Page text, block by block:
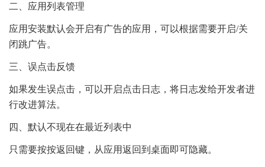
二、应用列表管理
应用安装默认会开启有广告的应用，可以根据需要开启/关
闭跳广告。
三、误点击反馈
如果发生误点击，可以开启点击日志，将日志发给开发者进
行改进算法。
四、默认不现在在最近列表中
只需要按按返回键，从应用返回到桌面即可隐藏。